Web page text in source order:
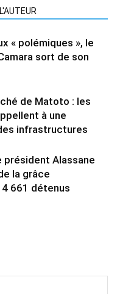
« polémiques », le
sort de son
de Matoto : les
à une
infrastructures
président Alassane
la grâce
661 détenus